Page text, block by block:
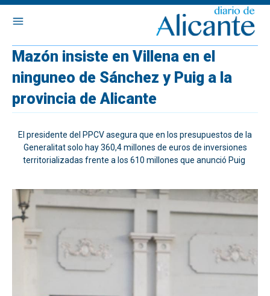
Mazón insiste en Villena en el
ninguneo de Sánchez y Puig a la
provincia de Alicante
El presidente del PPCV asegura que en los presupuestos de la
Generalitat solo hay 360,4 millones de euros de inversiones
territorializadas frente a los 610 millones que anunció Puig